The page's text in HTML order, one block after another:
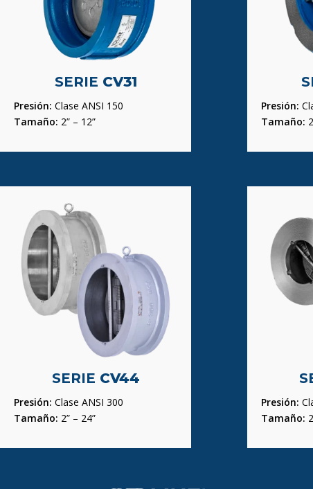
SERIE CV31
Presión: Clase ANSI 150
Tamaño: 2” – 12”
Presión:
Tamaño:
SERIE CV44
Presión: Clase ANSI 300
Tamaño: 2” – 24”
Presión:
Tamaño: